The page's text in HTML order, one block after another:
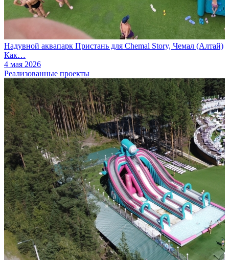
Надувной аквапарк Пристань для Chemal Story, Чемал (Алтай)
Как…
4 мая 2026
Реализованные проекты